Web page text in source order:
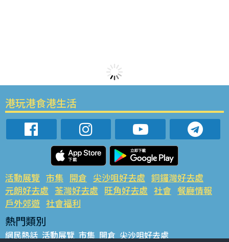
港玩港食港生活
活動展覽 市集 開倉 尖沙咀好去處 銅鑼灣好去處
元朗好去處 荃灣好去處 旺角好去處 社會 餐廳情報
戶外郊遊 社會福利
熱門類別
網民熱話 活動展覽 市集 開倉 尖沙咀好去處